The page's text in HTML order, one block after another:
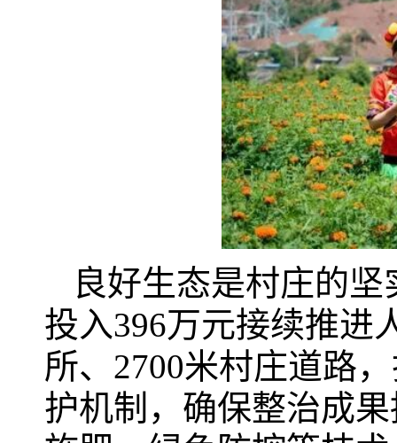
良好生态是村庄的
投入396万元接续推进
所、2700米村庄道路
护机制，确保整治成